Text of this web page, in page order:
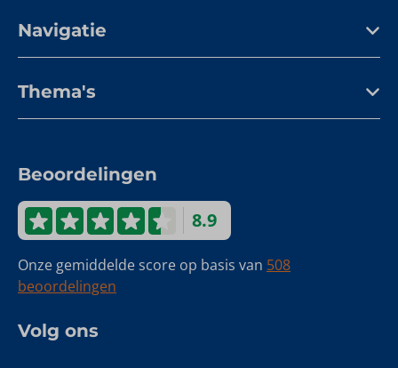
Navigatie
Thema's
Beoordelingen
8.9
Onze gemiddelde score op basis van 508
beoordelingen
Volg ons